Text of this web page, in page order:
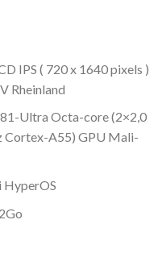
IPS ( 720 x 1640 pixels )
Rheinland
Ultra Octa-core (2×2,0
Cortex-A55) GPU Mali-
HyperOS